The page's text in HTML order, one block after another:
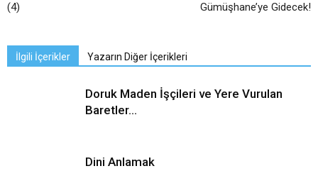
(4)
Gümüşhane’ye Gidecek!
İlgili İçerikler Yazarın Diğer İçerikleri
Doruk Maden İşçileri ve Yere Vurulan
Baretler…
Dini Anlamak